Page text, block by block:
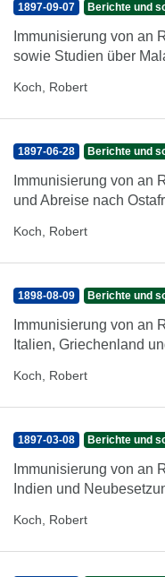
1897-09-07 Berichte und
Immunisierung von an
sowie Studien über
Koch, Robert
1897-06-28 Berichte und
Immunisierung von an
und Abreise nach
Koch, Robert
1898-08-09 Berichte und
Immunisierung von an
Italien, Griechenland
Koch, Robert
1897-03-08 Berichte und
Immunisierung von an
Indien und
Koch, Robert